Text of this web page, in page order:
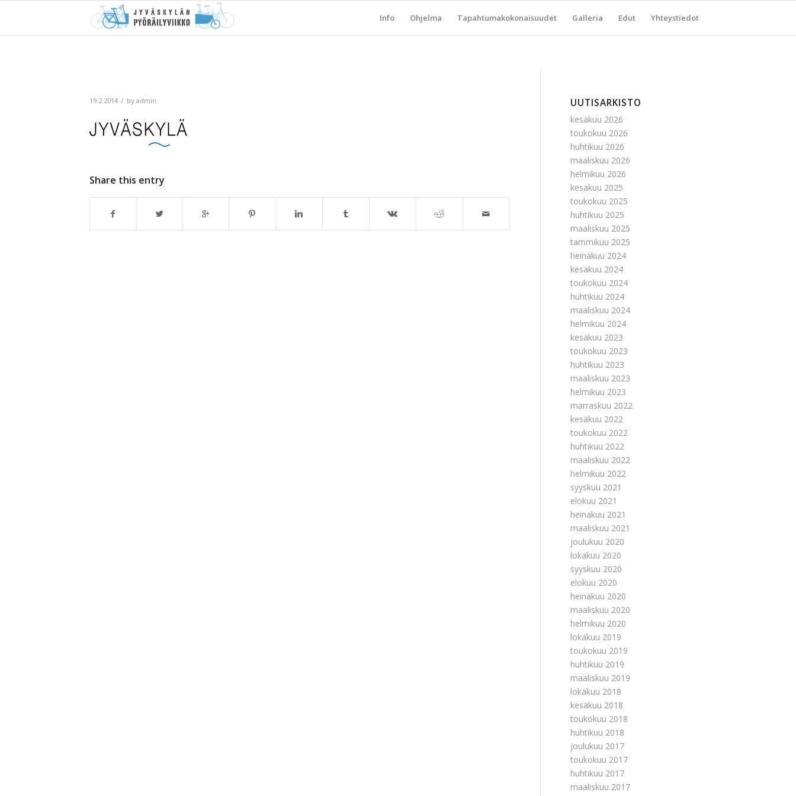
Info Ohjelma Tapahtumakokonaisuudet Galleria Edut Yhteystiedot
19.2.2014 / by admin
Share this entry
UUTISARKISTO
kesäkuu 2026
toukokuu 2026
huhtikuu 2026
maaliskuu 2026
helmikuu 2026
kesäkuu 2025
toukokuu 2025
huhtikuu 2025
maaliskuu 2025
tammikuu 2025
heinäkuu 2024
kesäkuu 2024
toukokuu 2024
huhtikuu 2024
maaliskuu 2024
helmikuu 2024
kesäkuu 2023
toukokuu 2023
huhtikuu 2023
maaliskuu 2023
helmikuu 2023
marraskuu 2022
kesäkuu 2022
toukokuu 2022
huhtikuu 2022
maaliskuu 2022
helmikuu 2022
syyskuu 2021
elokuu 2021
heinäkuu 2021
maaliskuu 2021
joulukuu 2020
lokakuu 2020
syyskuu 2020
elokuu 2020
heinäkuu 2020
maaliskuu 2020
helmikuu 2020
lokakuu 2019
toukokuu 2019
huhtikuu 2019
maaliskuu 2019
lokakuu 2018
kesäkuu 2018
toukokuu 2018
huhtikuu 2018
joulukuu 2017
toukokuu 2017
huhtikuu 2017
maaliskuu 2017